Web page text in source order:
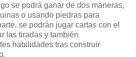
se podrá ganar de dos maneras,
o usando piedras para
se podrán jugar cartas con el
las tiradas y también
habilidades tras construir